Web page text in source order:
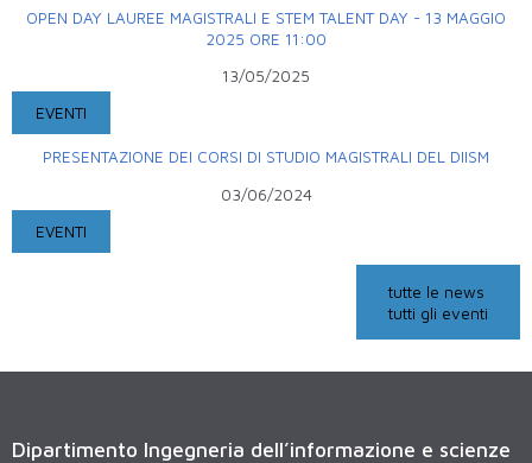
OPEN DAY LAUREE MAGISTRALI E STEM TALENT DAY - 13 MAGGIO
2025 ORE 11:00
13/05/2025
EVENTI
PRESENTAZIONE DEI CORSI DI STUDIO MAGISTRALI DEL DIISM
03/06/2024
EVENTI
tutte le news
tutti gli eventi
Dipartimento Ingegneria dell’informazione e scienze